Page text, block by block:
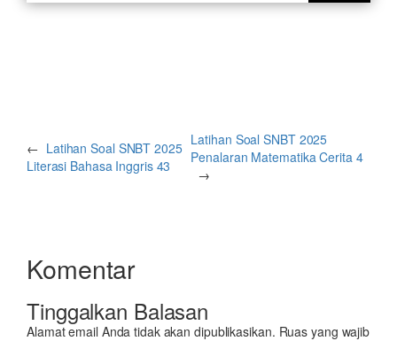
← Latihan Soal SNBT 2025
Literasi Bahasa Inggris 43
Latihan Soal SNBT 2025
Penalaran Matematika Cerita 4
→
Komentar
Tinggalkan Balasan
Alamat email Anda tidak akan dipublikasikan. Ruas yang wajib